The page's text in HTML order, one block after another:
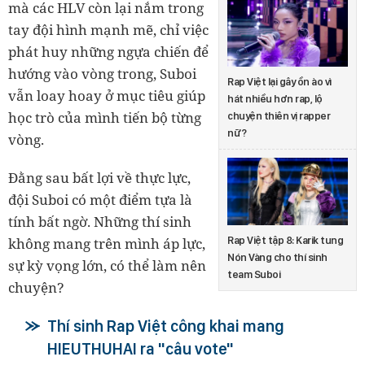
Rap Việt lại gây ồn ào vì
hát nhiều hơn rap, lộ
chuyện thiên vị rapper
nữ?
Rap Việt tập 8: Karik tung
Nón Vàng cho thí sinh
team Suboi
mà các HLV còn lại nắm trong
tay đội hình mạnh mẽ, chỉ việc
phát huy những ngựa chiến để
hướng vào vòng trong, Suboi
vẫn loay hoay ở mục tiêu giúp
học trò của mình tiến bộ từng
vòng.
Đằng sau bất lợi về thực lực,
đội Suboi có một điểm tựa là
tính bất ngờ. Những thí sinh
không mang trên mình áp lực,
sự kỳ vọng lớn, có thể làm nên
chuyện?
Thí sinh Rap Việt công khai mang
HIEUTHUHAI ra "câu vote"